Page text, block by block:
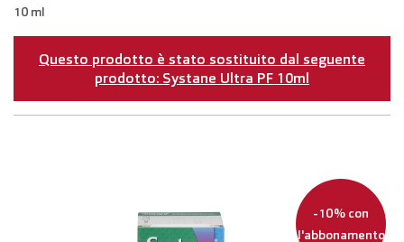
10 ml
Questo prodotto è stato sostituito dal seguente
prodotto: Systane Ultra PF 10ml
-10% con
l'abbonamento